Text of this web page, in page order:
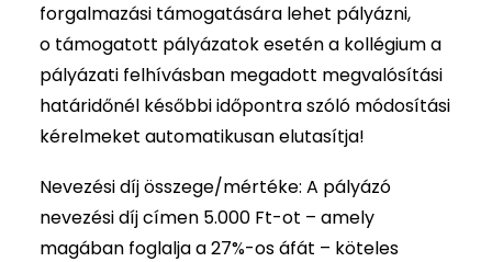
forgalmazási támogatására lehet pályázni,
o támogatott pályázatok esetén a kollégium a
pályázati felhívásban megadott megvalósítási
határidőnél későbbi időpontra szóló módosítási
kérelmeket automatikusan elutasítja!
Nevezési díj összege/mértéke: A pályázó
nevezési díj címen 5.000 Ft-ot – amely
magában foglalja a 27%-os áfát – köteles